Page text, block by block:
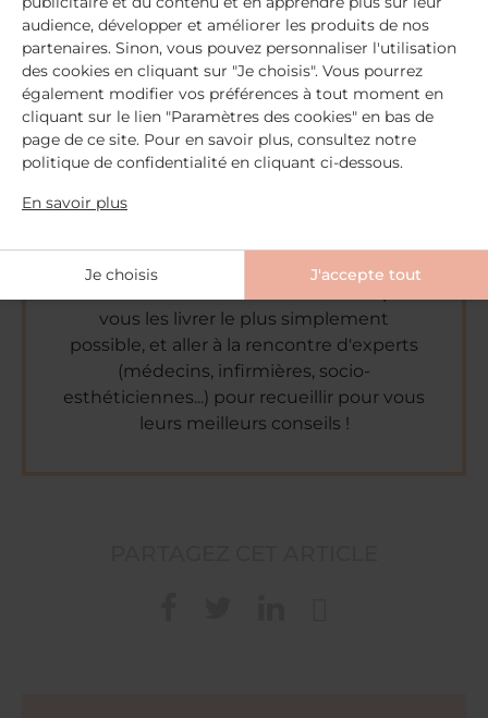
Lucile
Ayant rejoint l'équipe MÊME en mai 2018,
je m'occupe de vous chouchouter au
questions que vous vous posez,
vous les livrer le plus simplement
possible, et aller à la rencontre d'experts
(médecins, infirmières, socio-
esthéticiennes...) pour recueillir pour vous
leurs meilleurs conseils !
audience, développer et améliorer les produits de nos
partenaires. Sinon, vous pouvez personnaliser l'utilisation
des cookies en cliquant sur "Je choisis". Vous pourrez
également modifier vos préférences à tout moment en
cliquant sur le lien "Paramètres des cookies" en bas de
page de ce site. Pour en savoir plus, consultez notre
politique de confidentialité en cliquant ci-dessous.
En savoir plus
Je choisis J'accepte tout